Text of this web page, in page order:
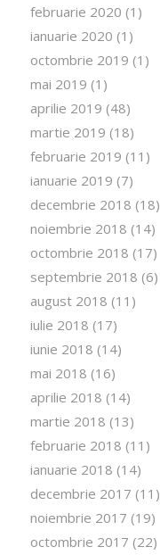
februarie 2020 (1)
ianuarie 2020 (1)
octombrie 2019 (1)
mai 2019 (1)
aprilie 2019 (48)
martie 2019 (18)
februarie 2019 (11)
ianuarie 2019 (7)
decembrie 2018 (18)
noiembrie 2018 (14)
octombrie 2018 (17)
septembrie 2018 (6)
august 2018 (11)
iulie 2018 (17)
iunie 2018 (14)
mai 2018 (16)
aprilie 2018 (14)
martie 2018 (13)
februarie 2018 (11)
ianuarie 2018 (14)
decembrie 2017 (11)
noiembrie 2017 (19)
octombrie 2017 (22)